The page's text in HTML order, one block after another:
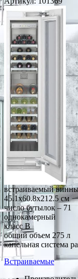
встраиваемый
45.1x60.8x212.5 см
число бутылок – 71
однокамерный
класс B
общий объем 275 л
капельная система
Встраиваемые